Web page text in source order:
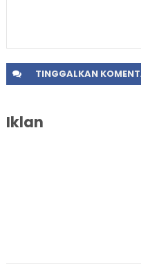
TINGGALKAN
Iklan